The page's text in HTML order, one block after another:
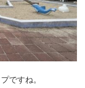
ですね。